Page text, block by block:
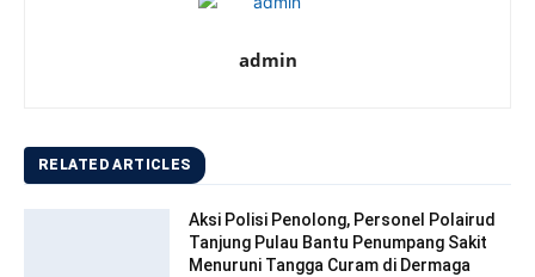
admin
RELATED ARTICLES
Aksi Polisi Penolong, Personel Polairud
Tanjung Pulau Bantu Penumpang Sakit
Menuruni Tangga Curam di Dermaga